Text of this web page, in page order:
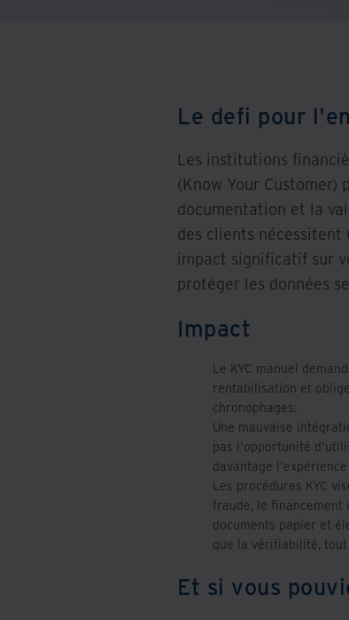
Le defi pour
Les institutions
(Know Your Customer)
documentation et la
des clients nécessitent
impact significatif sur
protéger les données
Impact
Le KYC manuel
rentabilisation et
chronophages.
Une mauvaise
pas l'opportunité
davantage
Les procédures KYC
fraude, le
documents papier et
que la vérifiabilité,
Et si vous